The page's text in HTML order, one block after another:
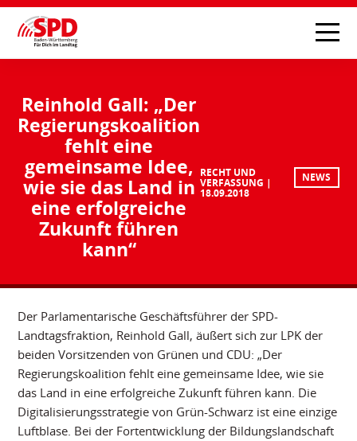
Reinhold Gall: „Der
Regierungskoalition
fehlt eine
gemeinsame Idee,
wie sie das Land in
eine erfolgreiche
Zukunft führen
kann“
RECHT UND
VERFASSUNG
18.09.2018
NEWS
Der Parlamentarische Geschäftsführer der SPD-
Landtagsfraktion, Reinhold Gall, äußert sich zur LPK der
beiden Vorsitzenden von Grünen und CDU: „Der
Regierungskoalition fehlt eine gemeinsame Idee, wie sie
das Land in eine erfolgreiche Zukunft führen kann. Die
Digitalisierungsstrategie von Grün-Schwarz ist eine einzige
Luftblase. Bei der Fortentwicklung der Bildungslandschaft